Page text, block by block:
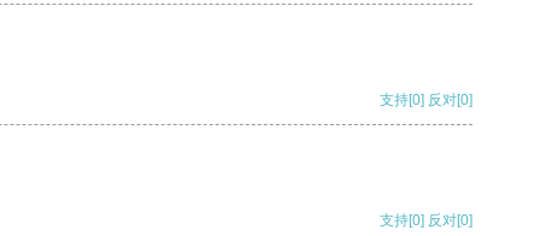
支持[0] 反对[0]
支持[0] 反对[0]